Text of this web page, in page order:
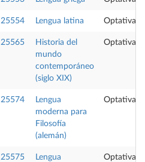
25554 Lengua latina Optativa
25565
Historia del
mundo
contemporáneo
(siglo XIX)
Optativa
25574
Lengua
moderna para
Filosofía
(alemán)
Optativa
25575
Lengua
Optativa